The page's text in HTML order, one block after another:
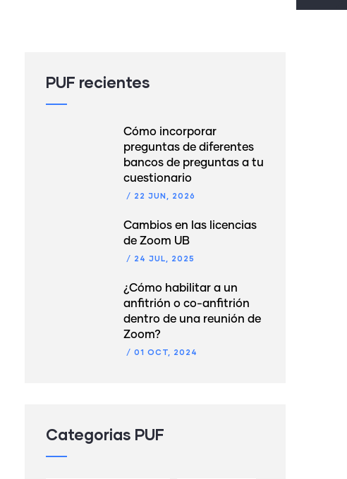
PUF recientes
Cómo incorporar
preguntas de diferentes
bancos de preguntas a tu
cuestionario
/ 22 JUN, 2026
Cambios en las licencias
de Zoom UB
/ 24 JUL, 2025
¿Cómo habilitar a un
anfitrión o co-anfitrión
dentro de una reunión de
Zoom?
/ 01 OCT, 2024
Categorias PUF